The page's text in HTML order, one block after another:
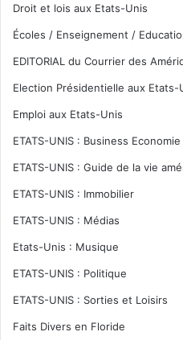
Droit et lois aux Etats-Unis
Écoles / Enseignement /
EDITORIAL du Courrier des
Election Présidentielle aux Etats-
Emploi aux Etats-Unis
ETATS-UNIS : Business
ETATS-UNIS : Guide de la vie
ETATS-UNIS : Immobilier
ETATS-UNIS : Médias
Etats-Unis : Musique
ETATS-UNIS : Politique
ETATS-UNIS : Sorties et Loisirs
Faits Divers en Floride